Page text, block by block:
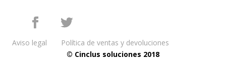
Aviso legal
Política de ventas y devoluciones
© Cinclus soluciones 2018